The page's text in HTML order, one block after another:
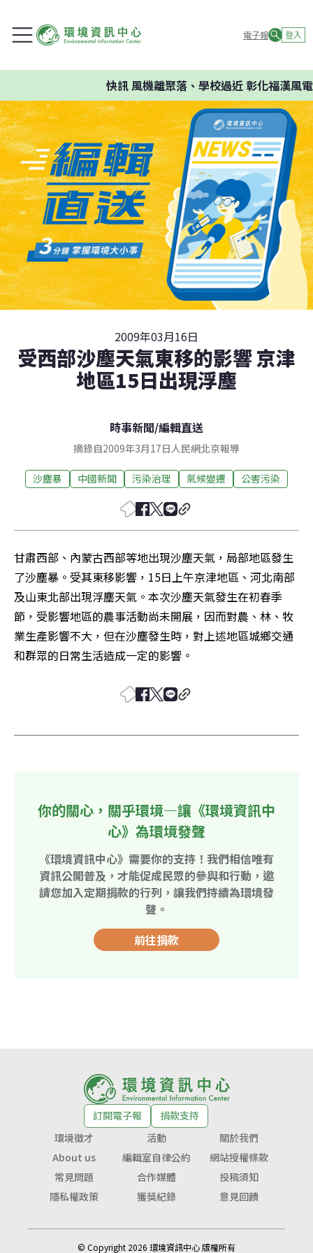
電子報 登入
快訊風機離聚落、學校過近 彰化福漢風電
2009年03月16日
受西部沙塵天氣東移的影響 京津
地區15日出現浮塵
時事新聞/編輯直送
摘錄自2009年3月17日人民網北京報導
沙塵暴 中國新聞 污染治理 氣候變遷 公害污染
甘肅西部、內蒙古西部等地出現沙塵天氣，局部地區發生
了沙塵暴。受其東移影響，15日上午京津地區、河北南部
及山東北部出現浮塵天氣。本次沙塵天氣發生在初春季
節，受影響地區的農事活動尚未開展，因而對農、林、牧
業生產影響不大，但在沙塵發生時，對上述地區城鄉交通
和群眾的日常生活造成一定的影響。
你的關心，關乎環境—讓《環境資訊中
心》為環境發聲
《環境資訊中心》需要你的支持！我們相信唯有
資訊公開普及，才能促成民眾的參與和行動，邀
請您加入定期捐款的行列，讓我們持續為環境發
聲。
前往捐款
訂閱電子報
捐款支持
環境徵才
活動
關於我們
About us
編輯室自律公約
網站授權條款
常見問題
合作媒體
投稿須知
隱私權政策
獲獎紀錄 意見回饋
© Copyright 2026 環境資訊中心 版權所有